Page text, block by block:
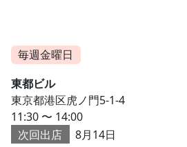
毎週金曜日
東都ビル
東京都港区虎ノ門5-1-4
11:30 〜 14:00
次回出店
8月14日